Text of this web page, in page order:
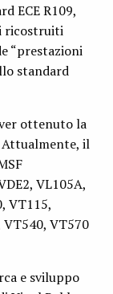
ECE R109,
ricostruiti
“prestazioni
standard
ottenuto la
il
VL105A,
VT115,
VT570
e sviluppo